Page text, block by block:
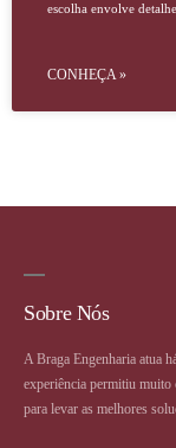
escolha envolve
CONHEÇA »
Sobre Nós
A Braga Engenharia atua
experiência permitiu muito
para levar as melhores